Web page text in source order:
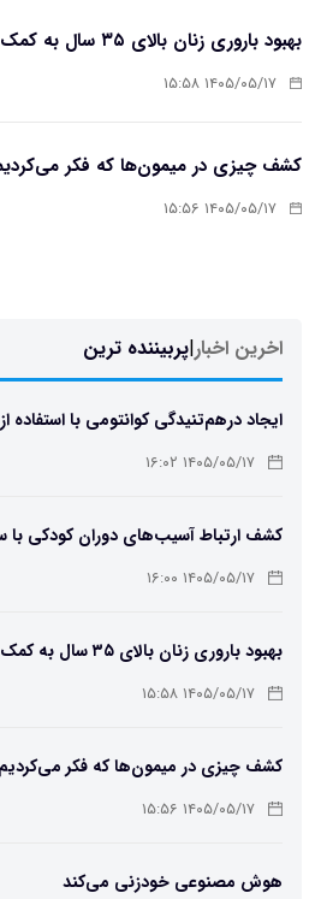
بهبود باروری زنان بالای ۳۵ سال به کمک «مکمل‌های باکتریایی»
۱۴۰۵/۰۵/۱۷ ۱۵:۵۸
کشف چیزی در میمون‌ها که فکر
۱۴۰۵/۰۵/۱۷ ۱۵:۵۶
اخرین اخبار|پربیننده ترین
ایجاد درهم‌تنیدگی کوانتومی با استفاده
۱۴۰۵/۰۵/۱۷ ۱۶:۰۲
کشف ارتباط آسیب‌های دوران کودکی با
۱۴۰۵/۰۵/۱۷ ۱۶:۰۰
بهبود باروری زنان
باکتریایی»
۱۴۰۵/۰۵/۱۷ ۱۵:۵۸
کشف چیزی در میمون‌ها که فکر
۱۴۰۵/۰۵/۱۷ ۱۵:۵۶
هوش مصنوعی خودزنی می‌کند